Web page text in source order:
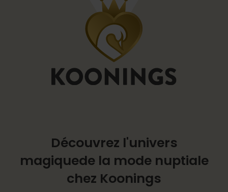
Découvrez l'univers
magiquede la mode nuptiale
chez Koonings